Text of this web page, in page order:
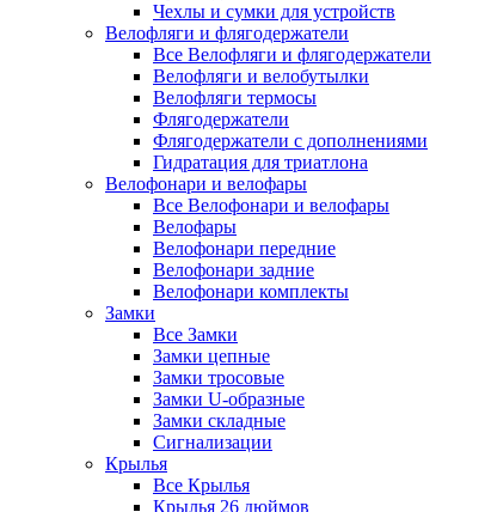
Чехлы и сумки для устройств
Велофляги и флягодержатели
Все Велофляги и флягодержатели
Велофляги и велобутылки
Велофляги термосы
Флягодержатели
Флягодержатели с дополнениями
Гидратация для триатлона
Велофонари и велофары
Все Велофонари и велофары
Велофары
Велофонари передние
Велофонари задние
Велофонари комплекты
Замки
Все Замки
Замки цепные
Замки тросовые
Замки U-образные
Замки складные
Сигнализации
Крылья
Все Крылья
Крылья 26 дюймов